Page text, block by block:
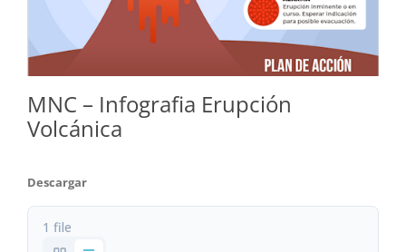
MNC – Infografia Erupción
Volcánica
Descargar
1 file